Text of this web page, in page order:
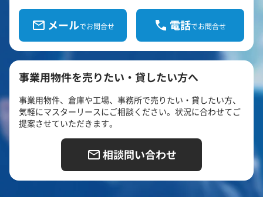
メールでお問合せ 電話でお問合せ
事業用物件を売りたい・貸したい方へ
事業用物件、倉庫や工場、事務所で売りたい・貸したい方、
気軽にマスターリースにご相談ください。状況に合わせてご
提案させていただきます。
相談問い合わせ